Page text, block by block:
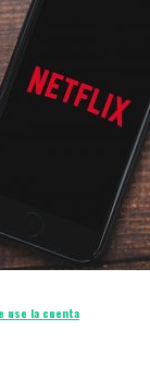
use la cuenta